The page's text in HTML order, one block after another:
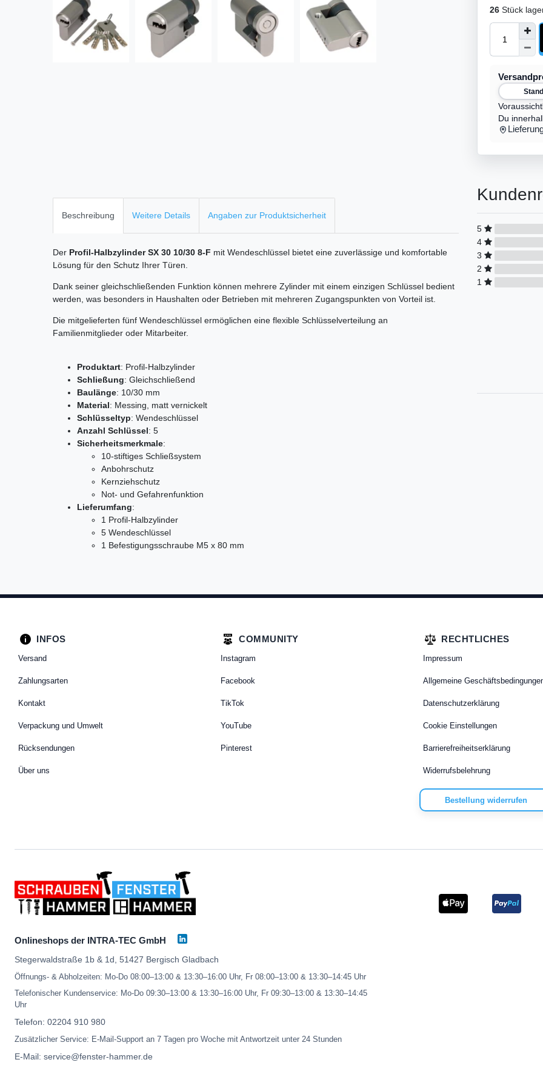
26 Stück
Du
Beschreibung Weitere Details Angaben zur Produktsicherheit
Der Profil-Halbzylinder SX 30 10/30 8-F mit Wendeschlüssel bietet eine zuverlässige und komfortable
Lösung für den Schutz Ihrer Türen.
Dank seiner gleichschließenden Funktion können mehrere Zylinder mit einem einzigen Schlüssel bedient
werden, was besonders in Haushalten oder Betrieben mit mehreren Zugangspunkten von Vorteil ist.
Die mitgelieferten fünf Wendeschlüssel ermöglichen eine flexible Schlüsselverteilung an
Familienmitglieder oder Mitarbeiter.
Produktart: Profil-Halbzylinder
Schließung: Gleichschließend
Baulänge: 10/30 mm
Material: Messing, matt vernickelt
Schlüsseltyp: Wendeschlüssel
Anzahl Schlüssel: 5
Sicherheitsmerkmale:
10-stiftiges Schließsystem
Anbohrschutz
Kernziehschutz
Not- und Gefahrenfunktion
Lieferumfang:
1 Profil-Halbzylinder
5 Wendeschlüssel
1 Befestigungsschraube M5 x 80 mm
5
4
3
2
1
INFOS
Versand
Zahlungsarten
Kontakt
Verpackung und Umwelt
Rücksendungen
Über uns
COMMUNITY
Instagram
Facebook
TikTok
YouTube
Pinterest
RECHTLICHES
Impressum
Allgemeine
Datenschutzerklärung
Cookie Einstellungen
Barrierefreiheitserklärung
Widerrufsbelehrung
Bestellung widerrufen
Onlineshops der INTRA-TEC GmbH
Stegerwaldstraße 1b & 1d, 51427 Bergisch Gladbach
Öffnungs- & Abholzeiten: Mo-Do 08:00–13:00 & 13:30–16:00 Uhr, Fr 08:00–13:00 & 13:30–14:45 Uhr
Telefonischer Kundenservice: Mo-Do 09:30–13:00 & 13:30–16:00 Uhr, Fr 09:30–13:00 & 13:30–14:45
Uhr
Telefon: 02204 910 980
Zusätzlicher Service: E-Mail-Support an 7 Tagen pro Woche mit Antwortzeit unter 24 Stunden
E-Mail: service@fenster-hammer.de